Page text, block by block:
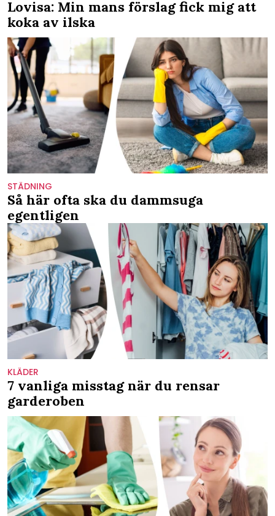
Lovisa: Min mans förslag fick mig att
koka av ilska
STÄDNING
Så här ofta ska du dammsuga
egentligen
KLÄDER
7 vanliga misstag när du rensar
garderoben